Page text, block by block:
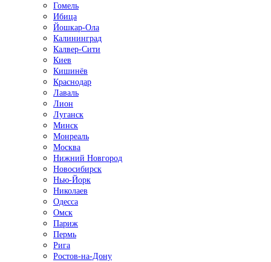
Гомель
Ибица
Йошкар-Ола
Калининград
Калвер-Сити
Киев
Кишинёв
Краснодар
Лаваль
Лион
Луганск
Минск
Монреаль
Москва
Нижний Новгород
Новосибирск
Нью-Йорк
Николаев
Одесса
Омск
Париж
Пермь
Рига
Ростов-на-Дону